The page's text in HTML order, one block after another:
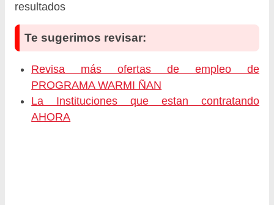
resultados
Te sugerimos revisar:
Revisa más ofertas de empleo de
PROGRAMA WARMI ÑAN
La Instituciones que estan contratando
AHORA